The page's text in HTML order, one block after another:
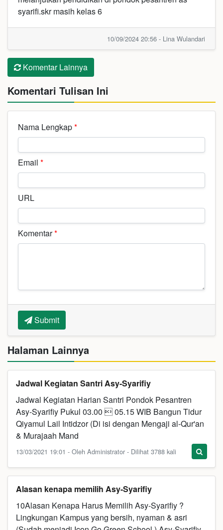
syarifi.skr masih kelas 6
10/09/2024 20:56 - Lina Wulandari
Komentar Lainnya
Komentari Tulisan Ini
Nama Lengkap*
Email *
URL
Komentar*
Submit
Halaman Lainnya
Jadwal Kegiatan Santri Asy-Syarifiy
Jadwal Kegiatan Harian Santri Pondok Pesantren
Asy-Syarifiy Pukul 03.00  05.15 WIB Bangun Tidur
Qiyamul Lail Intidzor (Di isi dengan Mengaji al-Qur'an
& Murajaah Mand
13/03/2021 19:01 - Oleh Administrator - Dilihat 3788 kali
Alasan kenapa memilih Asy-Syarifiy
10Alasan Kenapa Harus Memilih Asy-Syarifiy ?
Lingkungan Kampus yang bersih, nyaman & asri